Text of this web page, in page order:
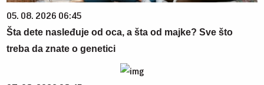
05. 08. 2026 06:45
Šta dete nasleđuje od oca, a šta od majke? Sve što
treba da znate o genetici